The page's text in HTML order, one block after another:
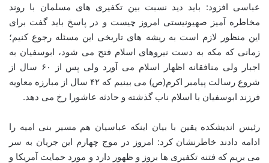
عباسی افزود: باید دید نسبت بین تکفیری های مسلمان با روند
مخاطره آمیز صهیونیستی امروز چیست و در پاسخ باید گفت برای
این منظور لازم است به ریشه های تاریخی این مسئله رجوع کنیم؛
زمانی که مکه به دست نیروهای اسلام فتح می شود، ابوسفیان به
اجبار ولی منافقانه اظهار اسلام می آورد ولی پس از ۶۰ سال از
شروع رسالت پیامبر اکرم(ص) می بینیم که ۴۲ سال از مبارزه معاویه
فرزند ابوسفیان با اسلام ناب گذشته و حادثه عاشورا رخ می دهد.
رئیس اندیشکده یقین با بیان اینکه عباسیان هم مسیر بنی امیه را
ادامه دادند خاطرنشان کرد: امروز در موج چهارم این جریان به سر
می بریم که فتنه تکفیری ها بروز و ظهور دارد و مورد حمایت آمریکا و